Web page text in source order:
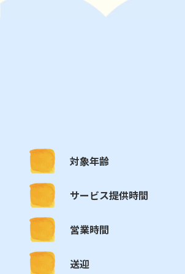
対象年齢
サービス提供時間
営業時間
送迎